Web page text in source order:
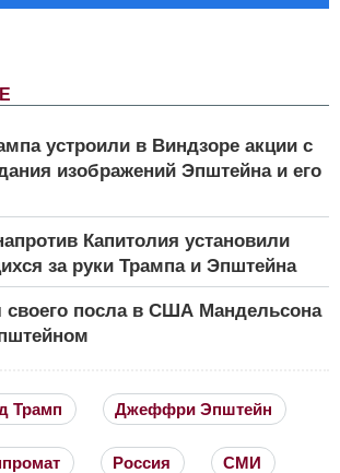
устроили в Виндзоре акции с
изображений Эпштейна и его
Капитолия установили
за руки Трампа и Эпштейна
своего посла в США Мандельсона
Трамп Джеффри Эпштейн
Россия СМИ